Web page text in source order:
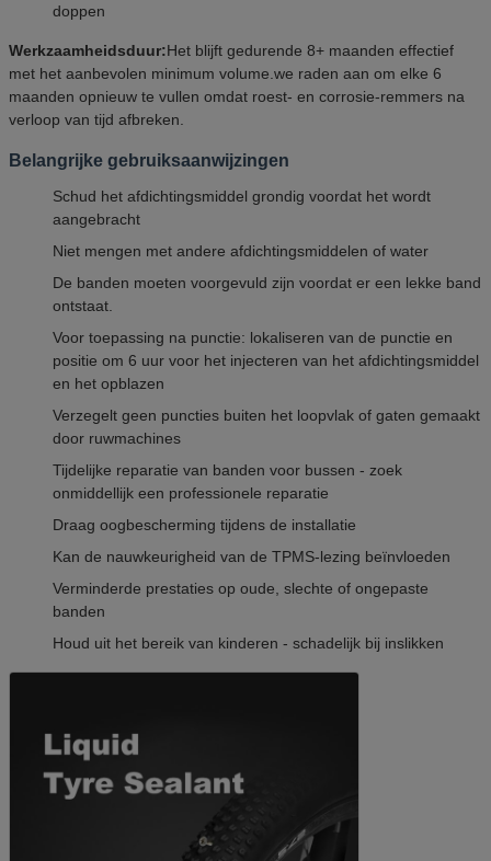
doppen
Werkzaamheidsduur:Het blijft gedurende 8+ maanden effectief
met het aanbevolen minimum volume.we raden aan om elke 6
maanden opnieuw te vullen omdat roest- en corrosie-remmers na
verloop van tijd afbreken.
Belangrijke gebruiksaanwijzingen
Schud het afdichtingsmiddel grondig voordat het wordt
aangebracht
Niet mengen met andere afdichtingsmiddelen of water
De banden moeten voorgevuld zijn voordat er een lekke band
ontstaat.
Voor toepassing na punctie: lokaliseren van de punctie en
positie om 6 uur voor het injecteren van het afdichtingsmiddel
en het opblazen
Verzegelt geen puncties buiten het loopvlak of gaten gemaakt
door ruwmachines
Tijdelijke reparatie van banden voor bussen - zoek
onmiddellijk een professionele reparatie
Draag oogbescherming tijdens de installatie
Kan de nauwkeurigheid van de TPMS-lezing beïnvloeden
Verminderde prestaties op oude, slechte of ongepaste
banden
Houd uit het bereik van kinderen - schadelijk bij inslikken